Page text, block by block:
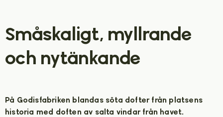
Småskaligt, myllrande
och nytänkande
På Godisfabriken blandas söta dofter från platsens
historia med doften av salta vindar från havet.